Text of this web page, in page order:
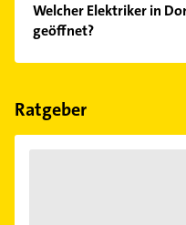
Kundenmeinungen und
Empfehlungen. Die
einfach nach
Welcher Elektriker in
geöffnet?
Im Anbieter-Bereich
Feiertagen abweichen
Ratgeber